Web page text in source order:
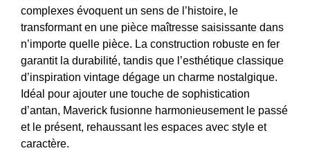
complexes évoquent un sens de l’histoire, le
transformant en une pièce maîtresse saisissante dans
n’importe quelle pièce. La construction robuste en fer
garantit la durabilité, tandis que l’esthétique classique
d’inspiration vintage dégage un charme nostalgique.
Idéal pour ajouter une touche de sophistication
d’antan, Maverick fusionne harmonieusement le passé
et le présent, rehaussant les espaces avec style et
caractère.